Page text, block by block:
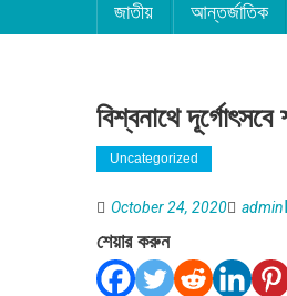
জাতীয় আন্তর্জাতিক
বিশ্বনাথে
Uncategorized
October 24, 2020 admin
শেয়ার করুন